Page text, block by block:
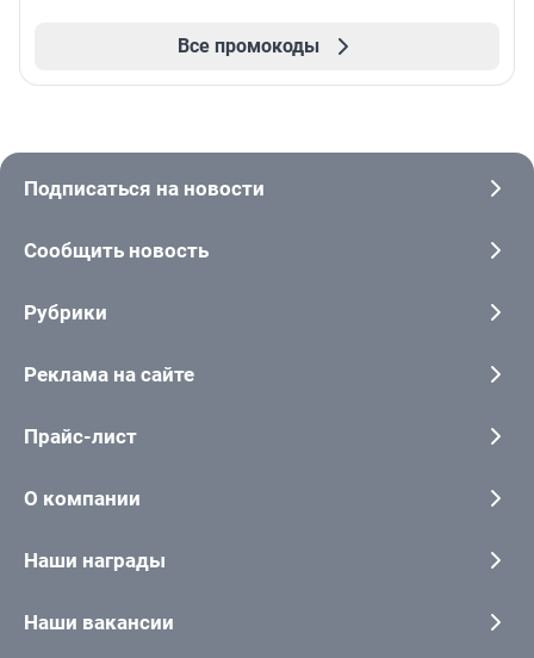
Все промокоды
Подписаться на новости
Сообщить новость
Рубрики
Реклама на сайте
Прайс-лист
О компании
Наши награды
Наши вакансии